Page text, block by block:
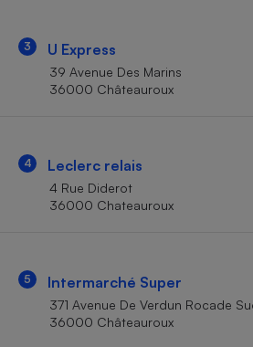
3 U Express
39 Avenue Des Marins
36000 Châteauroux
4 Leclerc relais
4 Rue Diderot
36000 Chateauroux
5 Intermarché Super
371 Avenue De Verdun Rocade
36000 Châteauroux